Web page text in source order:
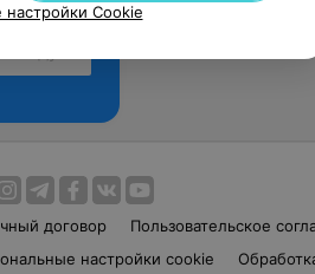
договор Пользовательское
настройки cookie
Cookie